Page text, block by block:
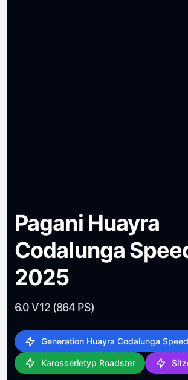
Pagani Huayra
Codalunga
2025
6.0 V12 (864 PS)
Generation Huayra Codalunga
Karosserietyp Roadster